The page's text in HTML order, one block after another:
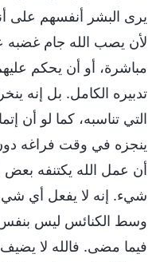
يرى البشر أنفسهم على
لأن يصب الله جام غضبه
مباشرة، أو أن يحكم
تدبيره الكامل. بل إنه
التي تناسبه، كما لو أن
ينجزه في وقت فراغه
أن عمل الله يكتنفه بعض
شيء. إنه لا يفعل أي
وسط الكنائس ليس بنفس
فيما مضى. فالله لا